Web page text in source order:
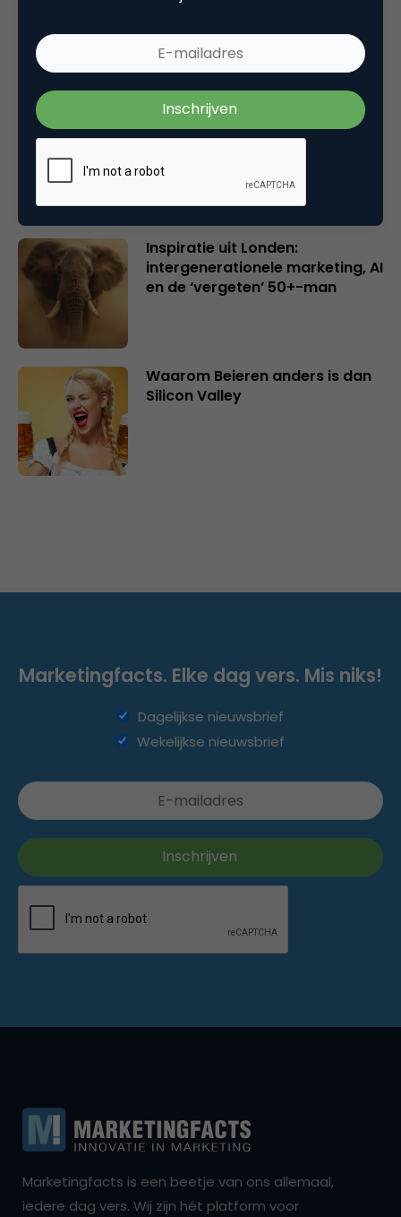
en merkeigenaren
Creatieve sector als aanjager
van innovatie en ontsluiter en
belangrijker en urgenter dan
Inspiratie uit Londen:
intergenerationele marketing, AI
en de ‘vergeten’ 50+-man
Waarom Beieren anders is dan
Silicon Valley
Marketingfacts. Elke dag vers. Mis niks!
Dagelijkse nieuwsbrief
Wekelijkse nieuwsbrief
Marketingfacts is een beetje van ons allemaal,
iedere dag vers. Wij zijn hét platform voor